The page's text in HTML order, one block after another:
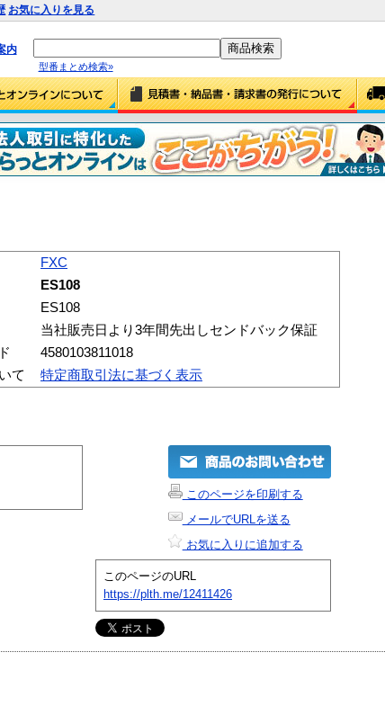
お気に入りを見る
内
型番まとめ検索»
FXC
ES108
ES108
当社販売日より3年間先出しセンドバック保証
4580103811018
て
特定商取引法に基づく表示
このページを印刷する
メールでURLを送る
お気に入りに追加する
このページのURL
https://plth.me/12411426